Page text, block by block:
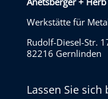
Werkstätte für
Rudolf-Diesel-Str.
82216 Gernlinden
Lassen Sie sich